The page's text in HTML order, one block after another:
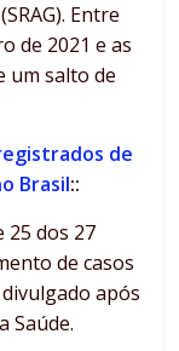
Entre
de 2021 e as
um salto de
de
Brasil::
25 dos 27
de casos
após
Saúde.